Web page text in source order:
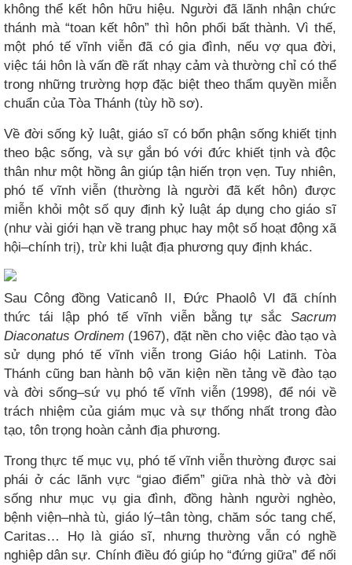
không thể kết hôn hữu hiệu. Người đã lãnh nhận chức
thánh mà “toan kết hôn” thì hôn phối bất thành. Vì thế,
một phó tế vĩnh viễn đã có gia đình, nếu vợ qua đời,
việc tái hôn là vấn đề rất nhạy cảm và thường chỉ có thể
trong những trường hợp đặc biệt theo thẩm quyền miễn
chuẩn của Tòa Thánh (tùy hồ sơ).
Về đời sống kỷ luật, giáo sĩ có bổn phận sống khiết tịnh
theo bậc sống, và sự gắn bó với đức khiết tịnh và độc
thân như một hồng ân giúp tận hiến trọn vẹn. Tuy nhiên,
phó tế vĩnh viễn (thường là người đã kết hôn) được
miễn khỏi một số quy định kỷ luật áp dụng cho giáo sĩ
(như vài giới hạn về trang phục hay một số hoạt động xã
hội–chính trị), trừ khi luật địa phương quy định khác.
Sau Công đồng Vaticanô II, Đức Phaolô VI đã chính
thức tái lập phó tế vĩnh viễn bằng tự sắc Sacrum
Diaconatus Ordinem (1967), đặt nền cho việc đào tạo và
sử dụng phó tế vĩnh viễn trong Giáo hội Latinh. Tòa
Thánh cũng ban hành bộ văn kiện nền tảng về đào tạo
và đời sống–sứ vụ phó tế vĩnh viễn (1998), để nói về
trách nhiệm của giám mục và sự thống nhất trong đào
tạo, tôn trọng hoàn cảnh địa phương.
Trong thực tế mục vụ, phó tế vĩnh viễn thường được sai
phái ở các lãnh vực “giao điểm” giữa nhà thờ và đời
sống như mục vụ gia đình, đồng hành người nghèo,
bệnh viện–nhà tù, giáo lý–tân tòng, chăm sóc tang chế,
Caritas… Họ là giáo sĩ, nhưng thường vẫn có nghề
nghiệp dân sự. Chính điều đó giúp họ “đứng giữa” để nối